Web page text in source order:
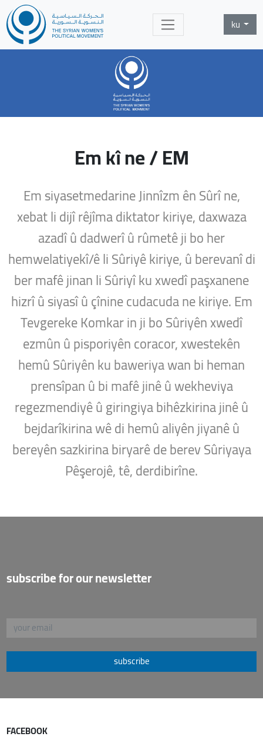
ku
Em kî ne / EM
Em siyasetmedarine Jinnîzm ên Sûrî ne,
xebat li dijî rêjîma diktator kiriye, daxwaza
azadî û dadwerî û rûmetê ji bo her
hemwelatiyekî/ê li Sûriyê kiriye, û berevanî di
ber mafê jinan li Sûriyî ku xwedî paşxanene
hizrî û siyasî û çînine cudacuda ne kiriye. Em
Tevgereke Komkar in ji bo Sûriyên xwedî
ezmûn û pisporiyên coracor, xwestekên
hemû Sûriyên ku baweriya wan bi heman
prensîpan û bi mafê jinê û wekheviya
regezmendiyê û giringiya bihêzkirina jinê û
bejdarîkirina wê di hemû aliyên jiyanê û
bereyên sazkirina biryarê de berev Sûriyaya
Pêşerojê, tê, derdibirîne.
subscribe for our newsletter
subscribe
FACEBOOK